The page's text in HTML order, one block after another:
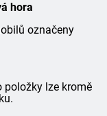
hora
označeny
položky lze kromě